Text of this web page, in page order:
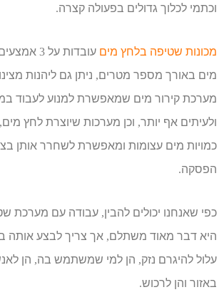
וכתמי לכלוך גדולים בפעולה קצרה.
מכונות שטיפה בלחץ מים עובדות על 3
מים באורך מספר מטרים, ניתן גם ליהנות
מערכת קירור מים שמאפשרת למנוע לעבוד
ולעיתים אף יותר, וכן מערכות שיוצרת לחץ מים,
כמויות מים עצומות ומאפשרת לשחרר אותן
הפסקה.
כפי שאנחנו יכולים להבין, עבודה עם מערכת
היא דבר מאוד משתלם, אך צריך לבצע אותה
עלול להיגרם נזק, הן למי שמשתמש בה, הן
באזור והן לרכוש.